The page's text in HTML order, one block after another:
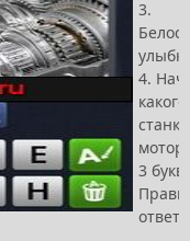
3.
4.
3
ответ